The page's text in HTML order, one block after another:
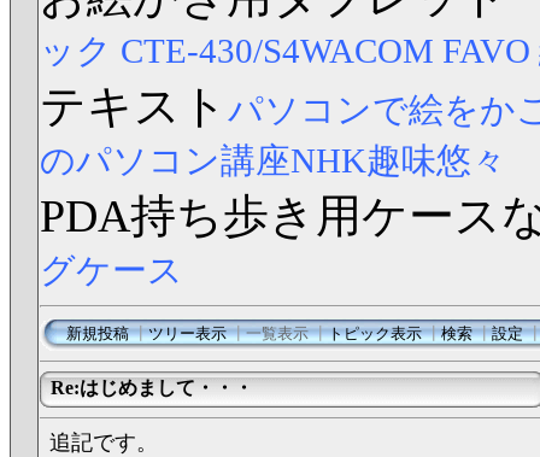
ック CTE-430/S4WACOM
テキスト パソコンで絵をか
のパソコン講座NHK趣味悠々
PDA持ち歩き用ケース
グケース
新規投稿┃ツリー表示┃一覧表示┃トピック表示┃検索┃設定
Re:はじめまして・・・
追記です。